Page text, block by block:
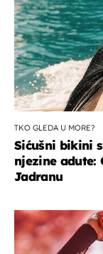
TKO GLEDA U MORE?
Sićušni bikini
njezine adute:
Jadranu